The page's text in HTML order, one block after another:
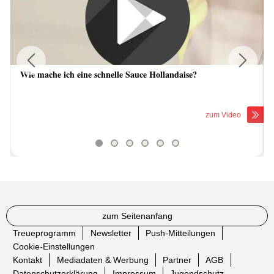
Wie mache ich eine schnelle Sauce Hollandaise?
zum Video
Previous
zum Seitenanfang
Treueprogramm
Newsletter
Push-Mitteilungen
Cookie-Einstellungen
Kontakt
Mediadaten & Werbung Partner
AGB